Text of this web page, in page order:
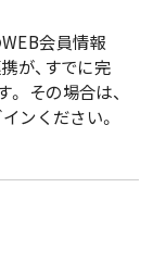
会員情報
が、すでに完
その場合は、
ンください。